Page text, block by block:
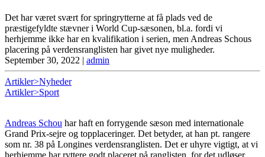
Det har været svært for springrytterne at få plads ved de
præstigefyldte stævner i World Cup-sæsonen, bl.a. fordi vi
herhjemme ikke har en kvalifikation i serien, men Andreas Schous
placering på verdensranglisten har givet nye muligheder.
September 30, 2022 | admin
Artikler>Nyheder
Artikler>Sport
Andreas Schou har haft en forrygende sæson med internationale
Grand Prix-sejre og topplaceringer. Det betyder, at han pt. rangere
som nr. 38 på Longines verdensranglisten. Det er uhyre vigtigt, at vi
herhjemme har ryttere godt placeret på ranglisten, for det udløser